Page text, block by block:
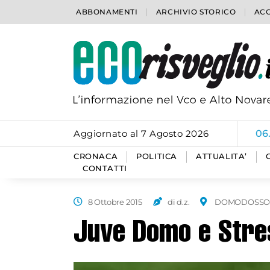
ABBONAMENTI ARCHIVIO STORICO
Aggiornato al 7 Agosto 2026
CRONACA POLITICA ATTUALITA’
CONTATTI
8 Ottobre 2015 di d.z.
Juve Domo e